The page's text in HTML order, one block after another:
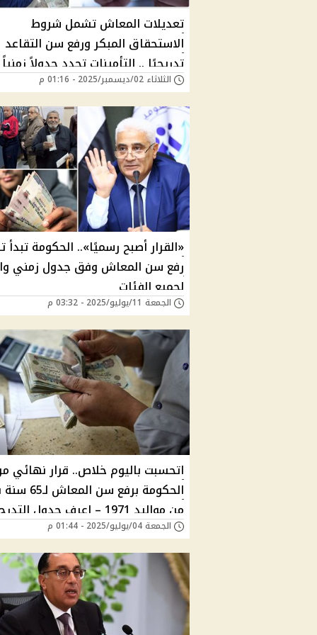
تعديلات المعاش تشمل شروط
الاستحقاق المبكر ورفع سن التقاعد
تدريجيًا .. التأمينات تحدد جدولاً زمنياً
الثلاثاء 02/ديسمبر/2025 - 01:16 م
«القرار أصبح رسميًا».. الحكومة تبدأ
رفع سن المعاش وفق جدول زمني
لجميع الفئات
الجمعة 11/يوليو/2025 - 03:32 م
اتحسبت باليوم خلاص.. قرار نهائي
الحكومة برفع سن
من مواليد 1971 – اعرف جدول
بالكامل
الجمعة 04/يوليو/2025 - 01:44 م